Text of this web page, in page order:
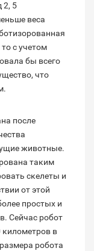
2, 5
веса
с учетом
бы всего
что
после
животные.
таким
скелеты и
от этой
простых и
Сейчас робот
километров в
робота